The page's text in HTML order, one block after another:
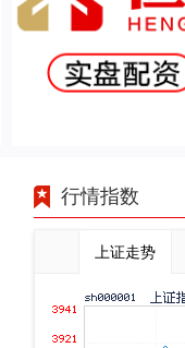
行情指数
上证走势